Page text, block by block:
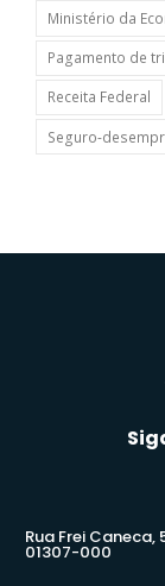
Ministério da
Pagamento de
Receita Federal
Seguro-
Rua Frei Caneca,
01307-000